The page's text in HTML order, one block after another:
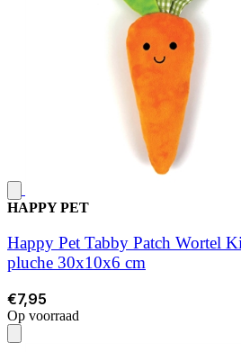
HAPPY PET
Happy Pet Tabby Patch Wortel
pluche 30x10x6 cm
€7,95
Op voorraad